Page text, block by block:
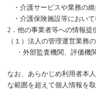
・介護サービスや業務の
・介護保険施設等におい
2．他の事業者等への情報提
（１）法人の管理運営業務
・外部監査機関、評価機
なお、あらかじめ利用者本
な範囲を超えて個人情報を